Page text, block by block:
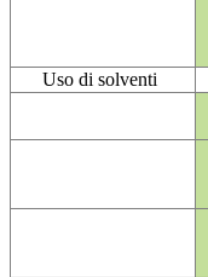
Uso di solventi